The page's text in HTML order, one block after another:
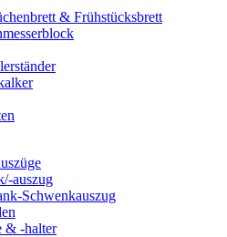
& Frühstücksbrett
auszug
Schwenkauszug
& -halter